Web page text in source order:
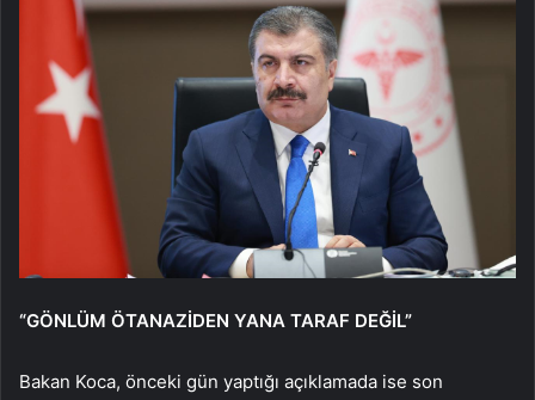
“GÖNLÜM ÖTANAZİDEN YANA TARAF DEĞİL”
Bakan Koca, önceki gün yaptığı açıklamada ise son